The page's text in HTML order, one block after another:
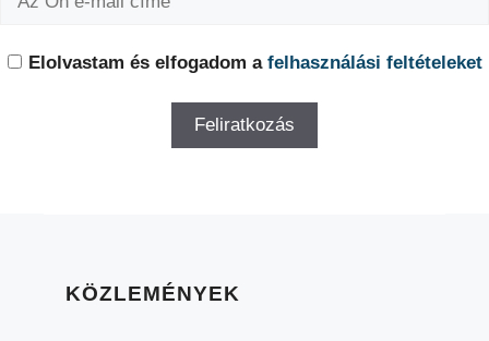
Elolvastam és elfogadom a felhasználási feltételeket
KÖZLEMÉNYEK